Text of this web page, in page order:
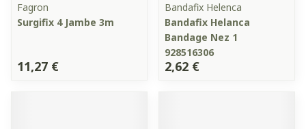
Fagron
Surgifix 4 Jambe 3m
11,27 €
Bandafix Helenca
Bandafix Helanca
Bandage Nez 1
928516306
2,62 €